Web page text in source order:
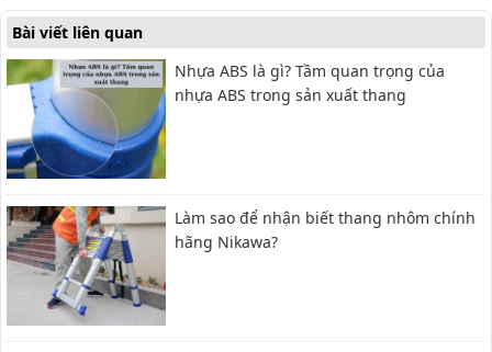
Bài viết liên quan
Nhựa ABS là gì? Tầm quan trọng của
nhựa ABS trong sản xuất thang
Làm sao để nhận biết thang nhôm chính
hãng Nikawa?